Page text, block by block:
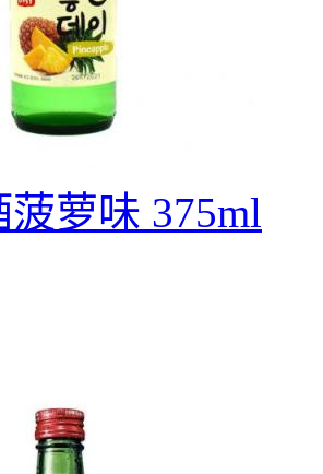
萝味 375ml